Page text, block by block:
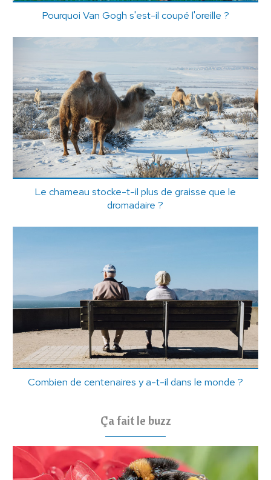
Pourquoi Van Gogh s'est-il coupé l'oreille ?
Le chameau stocke-t-il plus de graisse que le
dromadaire ?
Combien de centenaires y a-t-il dans le monde ?
Ça fait le buzz